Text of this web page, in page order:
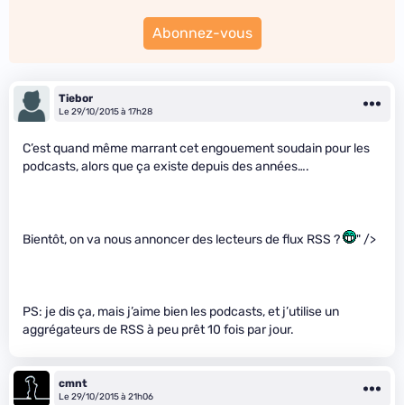
Abonnez-vous
Tiebor
Le 29/10/2015 à 17h28
C’est quand même marrant cet engouement soudain pour les
podcasts, alors que ça existe depuis des années….
Bientôt, on va nous annoncer des lecteurs de flux RSS ? " />
PS: je dis ça, mais j’aime bien les podcasts, et j’utilise un
aggrégateurs de RSS à peu prêt 10 fois par jour.
cmnt
Le 29/10/2015 à 21h06